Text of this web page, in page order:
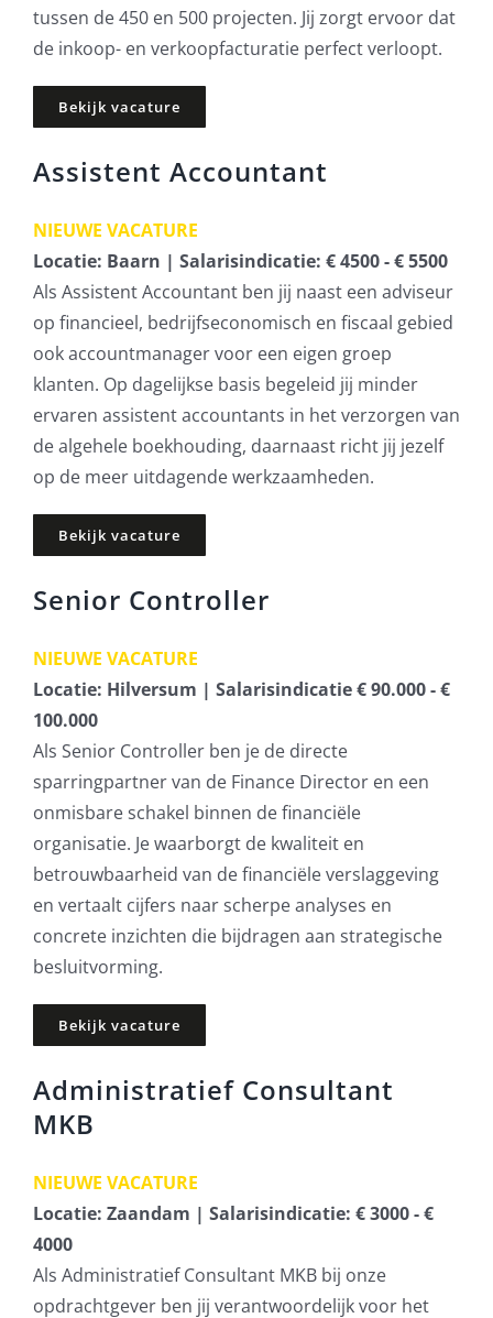
tussen de 450 en 500 projecten. Jij zorgt ervoor dat
de inkoop- en verkoopfacturatie perfect verloopt.
Bekijk vacature
Assistent Accountant
NIEUWE VACATURE
Locatie: Baarn | Salarisindicatie: € 4500 - € 5500
Als Assistent Accountant ben jij naast een adviseur
op financieel, bedrijfseconomisch en fiscaal gebied
ook accountmanager voor een eigen groep
klanten. Op dagelijkse basis begeleid jij minder
ervaren assistent accountants in het verzorgen van
de algehele boekhouding, daarnaast richt jij jezelf
op de meer uitdagende werkzaamheden.
Bekijk vacature
Senior Controller
NIEUWE VACATURE
Locatie: Hilversum | Salarisindicatie € 90.000 - €
100.000
Als Senior Controller ben je de directe
sparringpartner van de Finance Director en een
onmisbare schakel binnen de financiële
organisatie. Je waarborgt de kwaliteit en
betrouwbaarheid van de financiële verslaggeving
en vertaalt cijfers naar scherpe analyses en
concrete inzichten die bijdragen aan strategische
besluitvorming.
Bekijk vacature
Administratief Consultant
MKB
NIEUWE VACATURE
Locatie: Zaandam | Salarisindicatie: € 3000 - €
4000
Als Administratief Consultant MKB bij onze
opdrachtgever ben jij verantwoordelijk voor het